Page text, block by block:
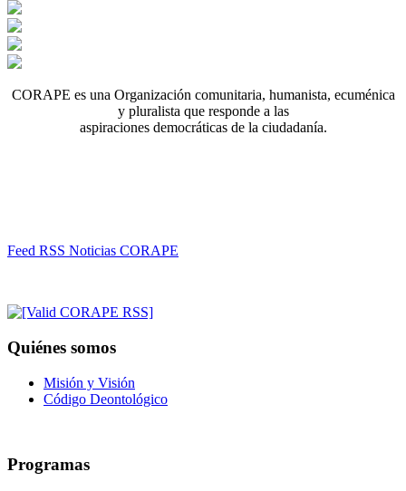
CORAPE es una Organización comunitaria, humanista, ecuménica
y pluralista que responde a las
aspiraciones democráticas de la ciudadanía.
Feed RSS Noticias CORAPE
Quiénes somos
Misión y Visión
Código Deontológico
Programas